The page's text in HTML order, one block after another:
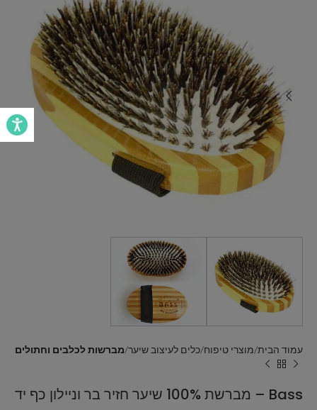
עמוד הבית מוצרי טיפוח כלים לעיצוב שיער מברשות לכלבים וחתולים
Bass – מברשת 100% שיער חזיר בר וניילון כף יד